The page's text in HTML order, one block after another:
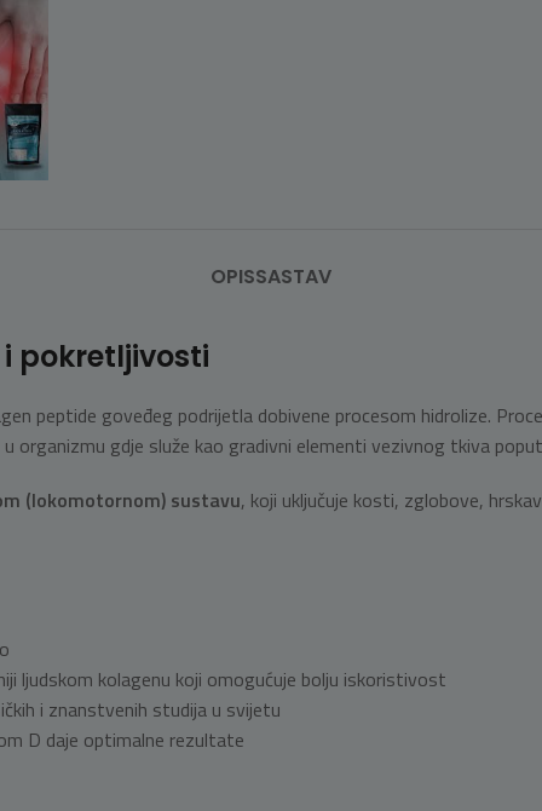
OPISSASTAV
pokretljivosti
peptide goveđeg podrijetla dobivene procesom hidrolize.
organizmu gdje služe kao gradivni elementi vezivnog tkiva
(lokomotornom) sustavu, koji uključuje kosti, zglobove,
ljudskom kolagenu koji omogućuje bolju iskoristivost
i znanstvenih studija u svijetu
D daje optimalne rezultate